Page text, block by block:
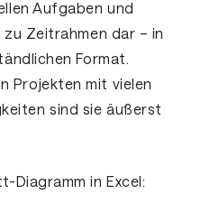
Aufgaben und
Zeitrahmen dar – in
Format.
Projekten mit vielen
sind sie äußerst
Diagramm in Excel: